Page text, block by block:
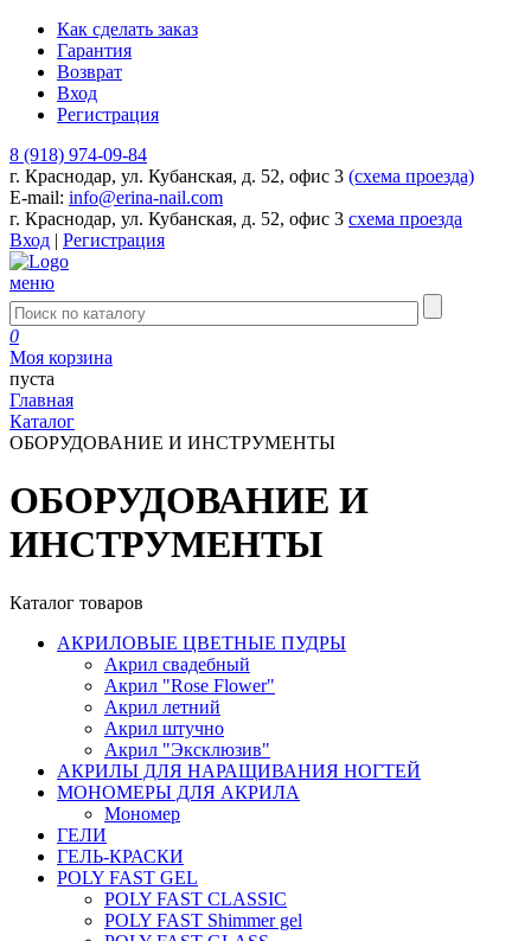
Как сделать заказ
Гарантия
Возврат
Вход
Регистрация
8 (918) 974-09-84
г. Краснодар, ул. Кубанская, д. 52, офис 3 (схема проезда)
E-mail: info@erina-nail.com
г. Краснодар, ул. Кубанская, д. 52, офис 3 схема проезда
Вход | Регистрация
меню
0
Моя корзина
пуста
Главная
Каталог
ОБОРУДОВАНИЕ И ИНСТРУМЕНТЫ
ОБОРУДОВАНИЕ И
ИНСТРУМЕНТЫ
Каталог товаров
АКРИЛОВЫЕ ЦВЕТНЫЕ ПУДРЫ
Акрил свадебный
Акрил "Rose Flower"
Акрил летний
Акрил штучно
Акрил "Эксклюзив"
АКРИЛЫ ДЛЯ НАРАЩИВАНИЯ НОГТЕЙ
МОНОМЕРЫ ДЛЯ АКРИЛА
Мономер
ГЕЛИ
ГЕЛЬ-КРАСКИ
POLY FAST GEL
POLY FAST CLASSIC
POLY FAST Shimmer gel